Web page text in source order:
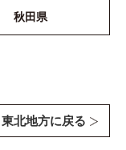
秋田県
東北地方に戻る